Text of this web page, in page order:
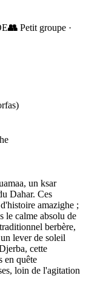
👥 Petit groupe ·
un ksar
Dahar. Ces
amazighe ;
le calme absolu de
berbère,
lever de soleil
cette
en quête
loin de l'agitation